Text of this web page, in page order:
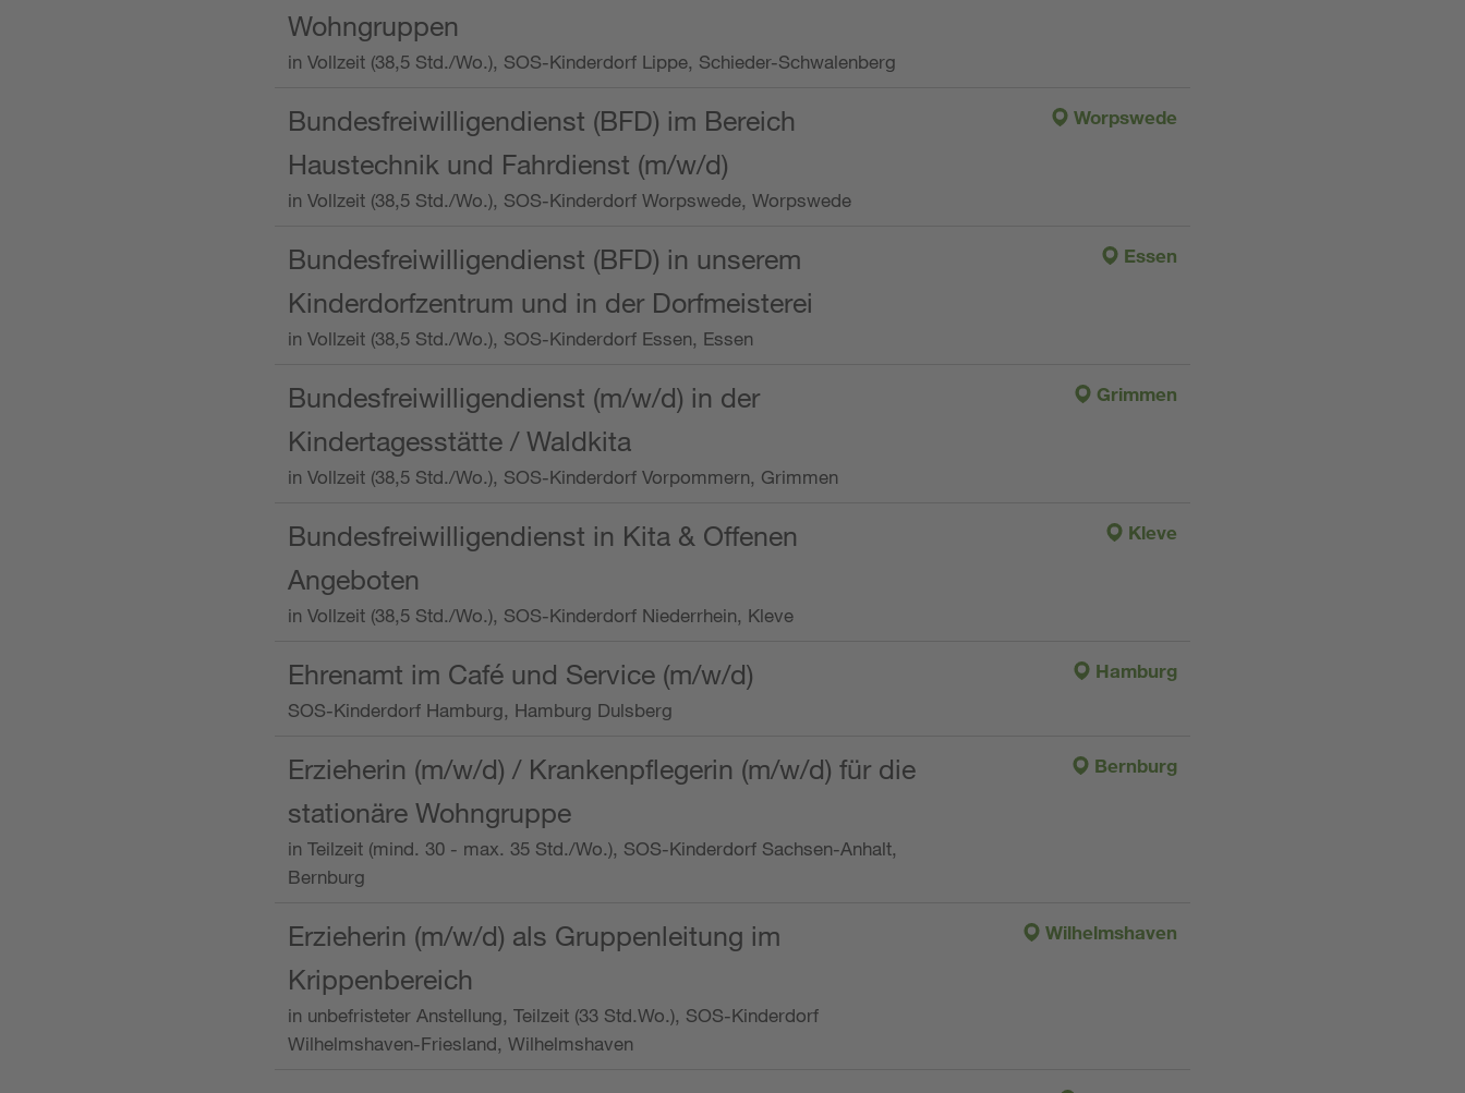
Wohngruppen
in Vollzeit (38,5 Std./Wo.), SOS-Kinderdorf Lippe, Schieder-Schwalenberg
Bundesfreiwilligendienst (BFD) im Bereich
Haustechnik und Fahrdienst (m/w/d)
in Vollzeit (38,5 Std./Wo.), SOS-Kinderdorf Worpswede, Worpswede
Worpswede
Bundesfreiwilligendienst (BFD) in unserem
Kinderdorfzentrum und in der Dorfmeisterei
in Vollzeit (38,5 Std./Wo.), SOS-Kinderdorf Essen, Essen
Essen
Bundesfreiwilligendienst (m/w/d) in der
Kindertagesstätte / Waldkita
in Vollzeit (38,5 Std./Wo.), SOS-Kinderdorf Vorpommern, Grimmen
Grimmen
Bundesfreiwilligendienst in Kita & Offenen
Angeboten
in Vollzeit (38,5 Std./Wo.), SOS-Kinderdorf Niederrhein, Kleve
Kleve
Ehrenamt im Café und Service (m/w/d)
SOS-Kinderdorf Hamburg, Hamburg Dulsberg
Hamburg
Erzieherin (m/w/d) / Krankenpflegerin (m/w/d) für die
stationäre Wohngruppe
in Teilzeit (mind. 30 - max. 35 Std./Wo.), SOS-Kinderdorf Sachsen-Anhalt,
Bernburg
Bernburg
Erzieherin (m/w/d) als Gruppenleitung im
Krippenbereich
in unbefristeter Anstellung, Teilzeit (33 Std.Wo.), SOS-Kinderdorf
Wilhelmshaven-Friesland, Wilhelmshaven
Wilhelmshaven